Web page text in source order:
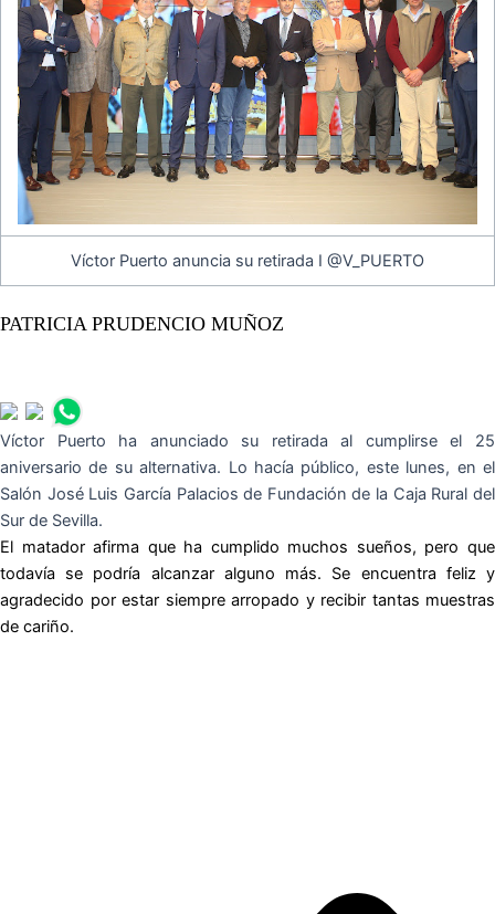
Víctor Puerto anuncia su retirada I @V_PUERTO
PATRICIA PRUDENCIO MUÑOZ
Víctor Puerto ha anunciado su retirada al cumplirse el 25
aniversario de su alternativa. Lo hacía público, este lunes, en el
Salón José Luis García Palacios de Fundación de la Caja Rural del
Sur de Sevilla.
El matador afirma que ha cumplido muchos sueños, pero que
todavía se podría alcanzar alguno más. Se encuentra feliz y
agradecido por estar siempre arropado y recibir tantas muestras
de cariño.